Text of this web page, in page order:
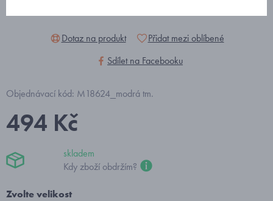
Dotaz na produkt
Přidat mezi oblíbené
Sdílet na Facebooku
Objednávací kód: M18624_modrá tm.
494 Kč
skladem
Kdy zboží obdržím?
Zvolte velikost